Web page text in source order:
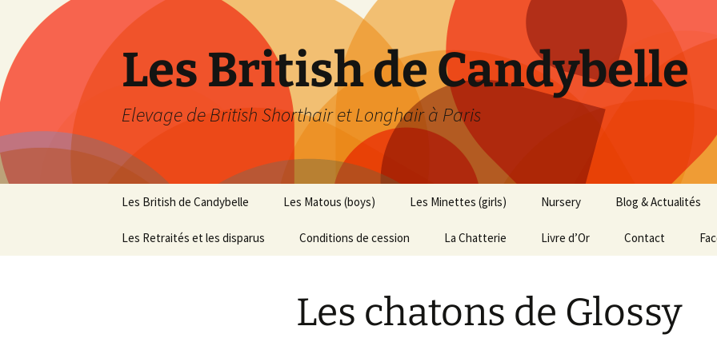
Les British de Candybelle
Elevage de British Shorthair et Longhair à Paris
contenu
Les British de Candybelle Les Matous (boys) Les Minettes (girls) Nursery Blog & Actualités
Les Retraités et les disparus Conditions de cession La Chatterie Livre d’Or Contact
Les chatons de Glossy